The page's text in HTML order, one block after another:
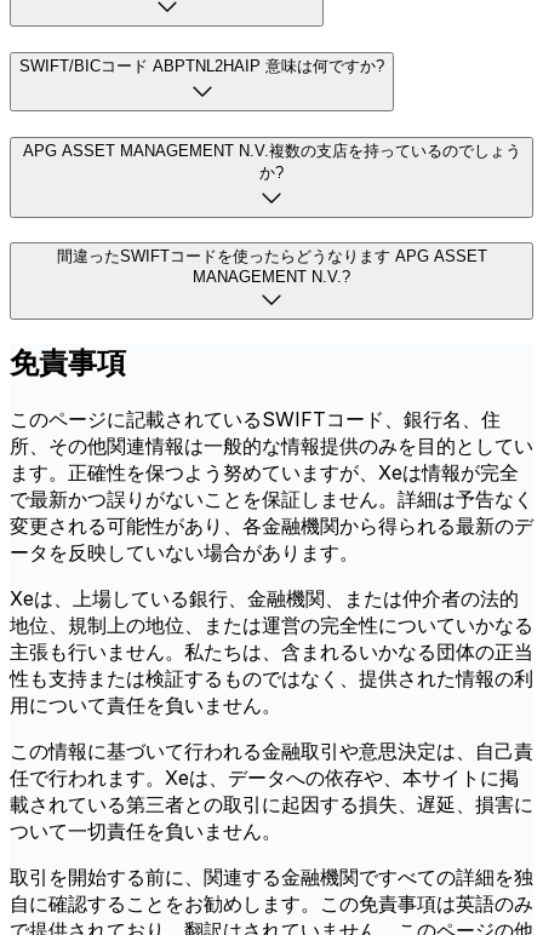
SWIFT/BICコード ABPTNL2HAIP 意味は何ですか?
APG ASSET MANAGEMENT N.V.複数の支店を持っているのでしょう
か?
間違ったSWIFTコードを使ったらどうなります APG ASSET
MANAGEMENT N.V.?
免責事項
このページに記載されているSWIFTコード、銀行名、住
所、その他関連情報は一般的な情報提供のみを目的としてい
ます。正確性を保つよう努めていますが、Xeは情報が完全
で最新かつ誤りがないことを保証しません。詳細は予告なく
変更される可能性があり、各金融機関から得られる最新のデ
ータを反映していない場合があります。
Xeは、上場している銀行、金融機関、または仲介者の法的
地位、規制上の地位、または運営の完全性についていかなる
主張も行いません。私たちは、含まれるいかなる団体の正当
性も支持または検証するものではなく、提供された情報の利
用について責任を負いません。
この情報に基づいて行われる金融取引や意思決定は、自己責
任で行われます。Xeは、データへの依存や、本サイトに掲
載されている第三者との取引に起因する損失、遅延、損害に
ついて一切責任を負いません。
取引を開始する前に、関連する金融機関ですべての詳細を独
自に確認することをお勧めします。この免責事項は英語のみ